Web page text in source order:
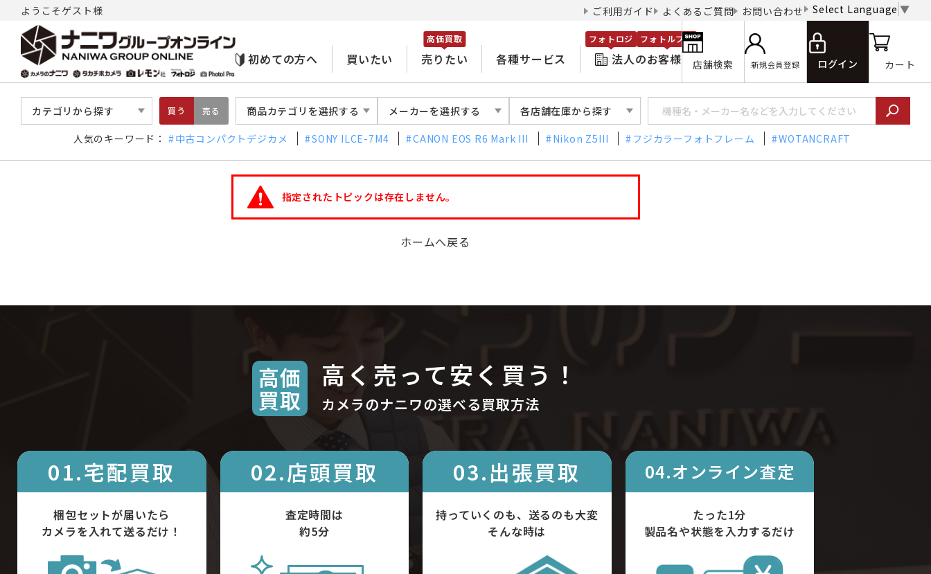
ようこそゲスト様 ご利用ガイド よくあるご質問 お問い合わせ Select Language ▼
初めての方へ 買いたい 売りたい
高価買取
各種サービス 法人のお客様
フォトロジ フォトルプロ
店舗検索 新規会員登録 ログイン カート
カテゴリから探す 買う 売る 商品カテゴリを選択する メーカーを選択する 各店舗在庫から探す
人気のキーワード： 中古コンパクトデジカメ SONY ILCE-7M4 CANON EOS R6 Mark III Nikon Z5III フジカラーフォトフレーム WOTANCRAFT
指定されたトピックは存在しません。
ホームへ戻る
高価
買取
高く売って安く買う！
カメラのナニワの選べる買取方法
01.宅配買取
梱包セットが届いたら
カメラを入れて送るだけ！
02.店頭買取
査定時間は
約5分
03.出張買取
持っていくのも、送るのも大変
そんな時は
04.オンライン査定
たった1分
製品名や状態を入力するだけ